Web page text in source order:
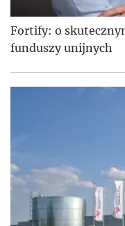
Fortify: o
funduszy unijnych